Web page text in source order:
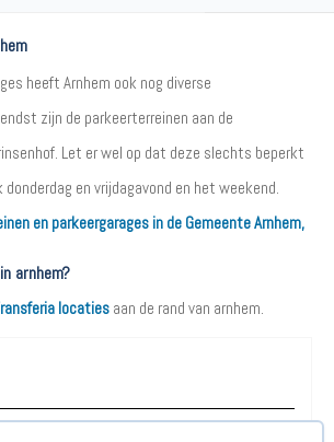
heeft Arnhem ook nog diverse
zijn de parkeerterreinen aan de
Let er wel op dat deze slechts beperkt
en vrijdagavond en het weekend.
en parkeergarages in de Gemeente Arnhem,
arnhem?
locaties aan de rand van arnhem.